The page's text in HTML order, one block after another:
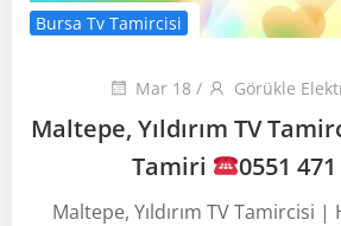
Bursa Tv Tamircisi
Mar 18 / Görükle
Maltepe, Yıldırım TV
Tamiri
0551 471
Maltepe, Yıldırım TV Tamircisi |